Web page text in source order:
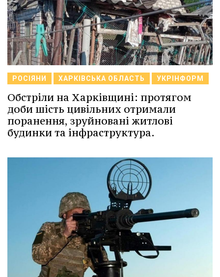
РОСІЯНИ ХАРКІВСЬКА ОБЛАСТЬ УКРІНФОРМ
Обстріли на Харківщині: протягом
доби шість цивільних отримали
поранення, зруйновані житлові
будинки та інфраструктура.